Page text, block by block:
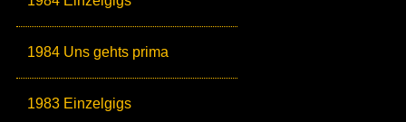
1984 Uns gehts prima
1983 Einzelgigs